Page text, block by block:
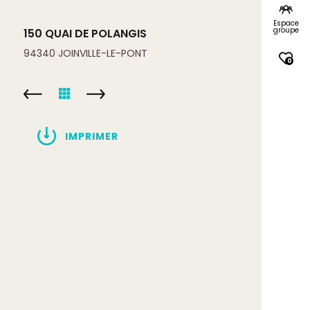
Espace
groupe
0
150 QUAI DE POLANGIS
94340 JOINVILLE-LE-PONT
IMPRIMER